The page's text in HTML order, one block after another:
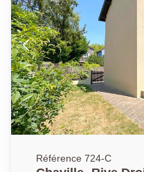
chambres, dont une
un bureau pouvant
bébé, une salle d'eau
séparés. Vous
espace de stockage
équipé de la
un confort optimal.
Référence 724-C